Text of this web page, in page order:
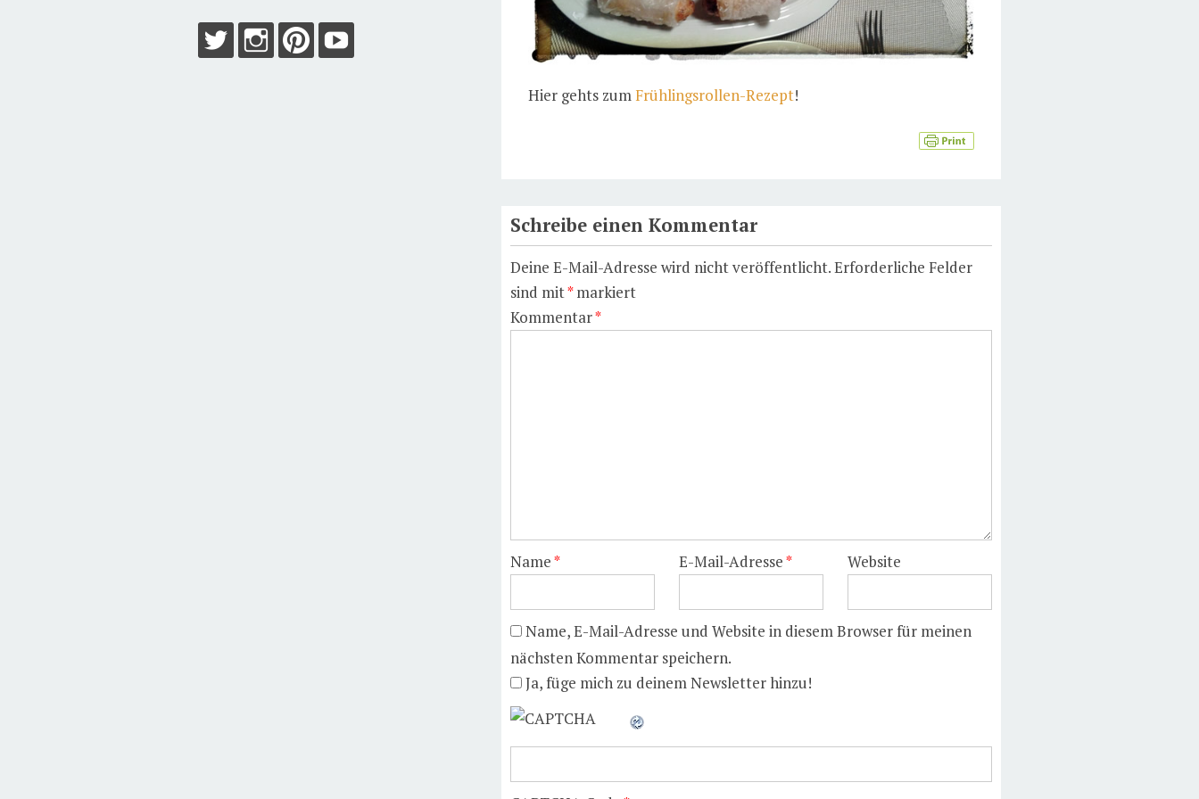
Hier gehts zum Frühlingsrollen-Rezept!
Schreibe einen Kommentar
Deine E-Mail-Adresse wird nicht veröffentlicht.Erforderliche Felder
sind mit*markiert
Kommentar*
Name* E-Mail-Adresse* Website
Name, E-Mail-Adresse und Website in diesem Browser für meinen
nächsten Kommentar speichern.
Ja, füge mich zu deinem Newsletter hinzu!